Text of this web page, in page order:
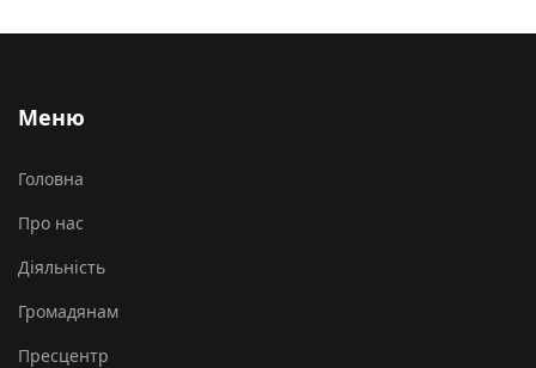
Меню
Головна
Про нас
Діяльність
Громадянам
Пресцентр